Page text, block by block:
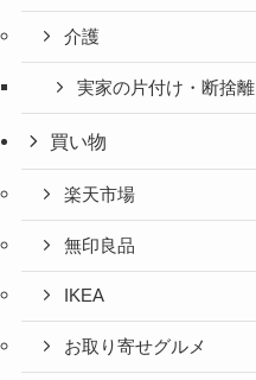
介護
実家の片付け・断捨離
買い物
楽天市場
無印良品
IKEA
お取り寄せグルメ